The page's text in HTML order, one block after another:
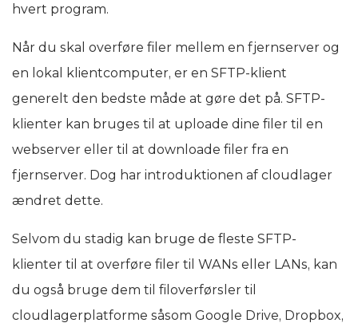
hvert program.
Når du skal overføre filer mellem en fjernserver og
en lokal klientcomputer, er en SFTP-klient
generelt den bedste måde at gøre det på. SFTP-
klienter kan bruges til at uploade dine filer til en
webserver eller til at downloade filer fra en
fjernserver. Dog har introduktionen af cloudlager
ændret dette.
Selvom du stadig kan bruge de fleste SFTP-
klienter til at overføre filer til WANs eller LANs, kan
du også bruge dem til filoverførsler til
cloudlagerplatforme såsom Google Drive, Dropbox,